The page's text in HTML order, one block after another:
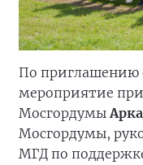
По приглашению
мероприятие
Мосгордумы
Мосгордумы,
МГД по